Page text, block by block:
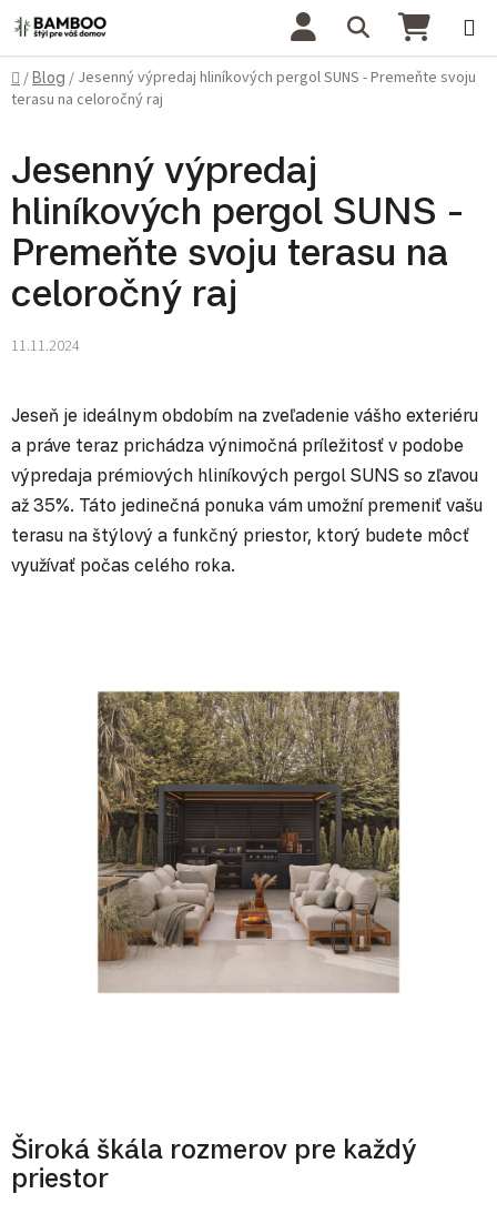
Prejsť na obsah Hľadať
Domov
/Blog / Jesenný výpredaj hliníkových pergol SUNS - Premeňte svoju
terasu na celoročný raj
Jesenný výpredaj
hliníkových pergol SUNS -
Premeňte svoju terasu na
celoročný raj
11.11.2024
Jeseň je ideálnym obdobím na zveľadenie vášho exteriéru
a práve teraz prichádza výnimočná príležitosť v podobe
výpredaja prémiových hliníkových pergol SUNS so zľavou
až 35%. Táto jedinečná ponuka vám umožní premeniť vašu
terasu na štýlový a funkčný priestor, ktorý budete môcť
využívať počas celého roka.
Široká škála rozmerov pre každý
priestor